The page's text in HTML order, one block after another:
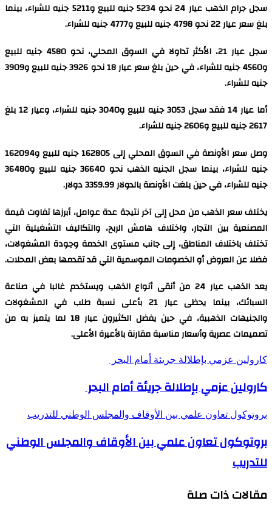
سجل جرام الذهب عيار 24 نحو 5234 جنيه للبيع و5211 جنيه للشراء، بينما
بلغ سعر عيار 22 نحو 4798 جنيه للبيع و4777 جنيه للشراء.
سجل عيار 21، الأكثر تداولا في السوق المحلي، نحو 4580 جنيه للبيع
و4560 جنيه للشراء، في حين بلغ سعر عيار 18 نحو 3926 جنيه للبيع و3909
جنيه للشراء.
أما عيار 14 فقد سجل 3053 جنيه للبيع و3040 جنيه للشراء، وعيار 12 بلغ
2617 جنيه للبيع و2606 جنيه للشراء.
وصل سعر الأونصة في السوق المحلي إلى 162805 جنيه للبيع و162094
جنيه للشراء، بينما سجل الجنيه الذهب نحو 36640 جنيه للبيع و36480
جنيه للشراء، في حين بلغت الأونصة بالدولار 3359.99 دولار.
يختلف سعر الذهب من محل إلى آخر نتيجة عدة عوامل، أبرزها تفاوت قيمة
المصنعية بين التجار، واختلاف هامش الربح، والتكاليف التشغيلية التي
تختلف باختلاف المناطق، إلى جانب مستوى الخدمة وجودة المشغولات،
فضلا عن العروض أو الخصومات الموسمية التي قد تقدمها بعض المحلات.
يعد الذهب عيار 24 من أنقى أنواع الذهب ويستخدم غالبا في صناعة
السبائك، بينما يحظى عيار 21 بأعلى نسبة طلب في المشغولات
والجنيهات الذهبية، في حين يفضل الكثيرون عيار 18 لما يتميز به من
تصميمات عصرية وأسعار مناسبة مقارنة بالأعيرة الأعلى.
كارولين عزمي بإطلالة جريئة أمام البحر
كارولين عزمي بإطلالة جريئة أمام البحر
بروتوكول تعاون علمي بين الأوقاف والمجلس الوطني للتدريب
بروتوكول تعاون علمي بين الأوقاف والمجلس الوطني
للتدريب
مقالات ذات صلة